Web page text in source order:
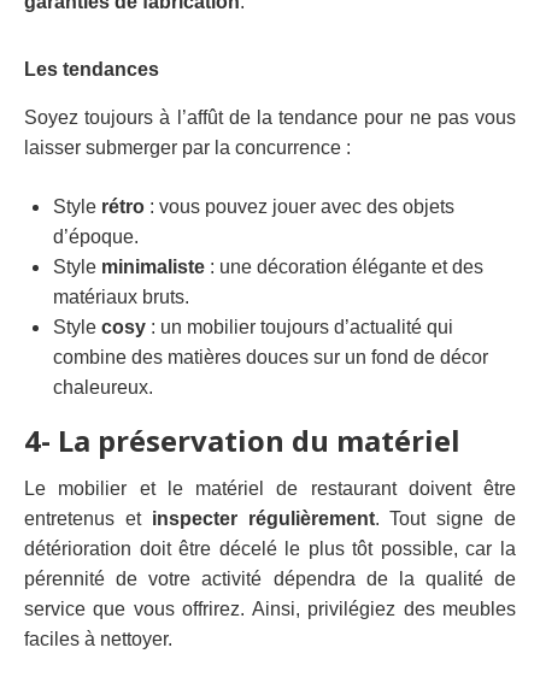
Les tendances
Soyez toujours à l’affût de la tendance pour ne pas vous
laisser submerger par la concurrence :
Style rétro : vous pouvez jouer avec des objets
d’époque.
Style minimaliste : une décoration élégante etdes
matériaux bruts.
Style cosy : un mobilier toujours d’actualité qui
combine des matières douces sur un fond de décor
chaleureux.
4- La préservation du matériel
Le mobilier et le matériel de restaurant doivent être
entretenus et inspecter régulièrement. Tout signe de
détérioration doit être décelé le plus tôt possible, car la
pérennité de votre activité dépendra de la qualité de
service que vous offrirez. Ainsi, privilégiez des meubles
faciles à nettoyer.